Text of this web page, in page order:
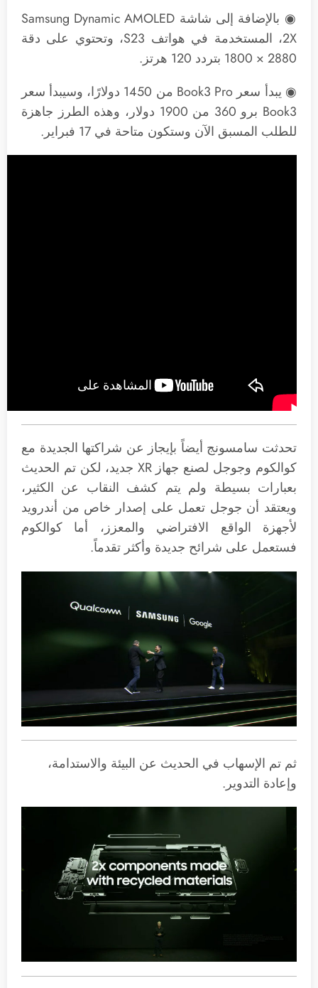
◉ بالإضافة إلى شاشة Samsung Dynamic AMOLED
2X، المستخدمة في هواتف S23، وتحتوي على دقة
2880 × 1800 بتردد 120 هرتز.
◉ يبدأ سعر Book3 Pro من 1450 دولارًا، وسيبدأ سعر
Book3 برو 360 من 1900 دولار، وهذه الطرز جاهزة
للطلب المسبق الآن وستكون متاحة في 17 فبراير.
تحدثت سامسونج أيضاً بإيجاز عن شراكتها الجديدة مع
كوالكوم وجوجل لصنع جهاز XR جديد، لكن تم الحديث
بعبارات بسيطة ولم يتم كشف النقاب عن الكثير،
ويعتقد أن جوجل تعمل على إصدار خاص من أندرويد
لأجهزة الواقع الافتراضي والمعزز، أما كوالكوم
فستعمل على شرائح جديدة وأكثر تقدماً.
ثم تم الإسهاب في الحديث عن البيئة والاستدامة،
وإعادة التدوير.